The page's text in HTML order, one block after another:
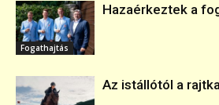
Fogathajtás
Hazaérkeztek a
Az istállótól a